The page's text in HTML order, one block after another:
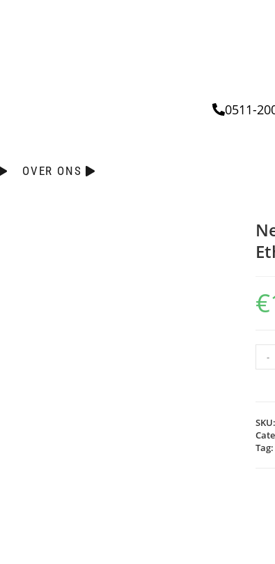
OVER ONS
0511-
€
-
SKU:
Tag: